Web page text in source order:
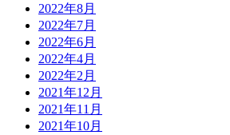
2022年8月
2022年7月
2022年6月
2022年4月
2022年2月
2021年12月
2021年11月
2021年10月